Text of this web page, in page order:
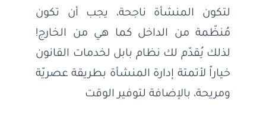
إتصل بنا
العربية
لتكون المنشأة ناجحة، يجب أن تكون
مُنظّمة من الداخل كما هي من الخارج!
لذلك يُقدّم لك نظام بابل لخدمات القانون
خياراً لأتمتة إدارة المنشأة بطريقة عصريّة
ومريحة، بالإضافة لتوفير الوقت